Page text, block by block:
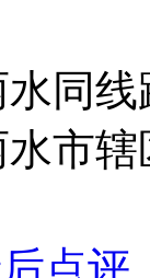
同
市
点评